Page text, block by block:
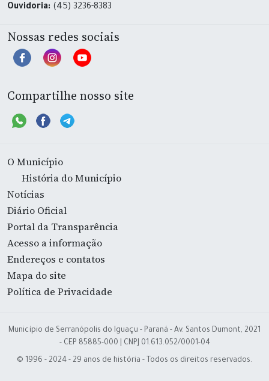
Ouvidoria: (45) 3236-8383
Nossas redes sociais
Compartilhe nosso site
O Município
História do Município
Notícias
Diário Oficial
Portal da Transparência
Acesso a informação
Endereços e contatos
Mapa do site
Política de Privacidade
Município de Serranópolis do Iguaçu - Paraná - Av. Santos Dumont, 2021
- CEP 85885-000 | CNPJ 01.613.052/0001-04
© 1996 - 2024 - 29 anos de história - Todos os direitos reservados.